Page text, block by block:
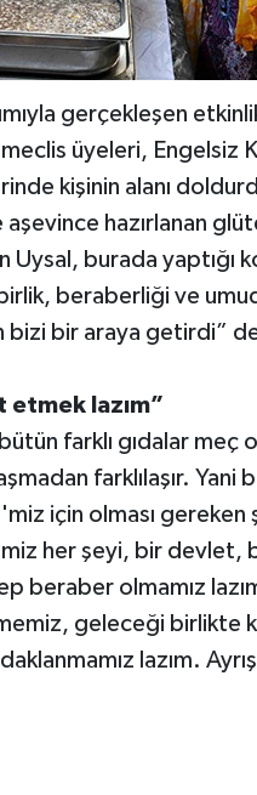
gerçekleşen
üyeleri, Engelsiz
kişinin alanı
hazırlanan
Uysal, burada yaptığı
beraberliği ve
bizi bir araya getirdi”
etmek lazım”
farklı gıdalar meç
farklılaşır. Yani
için olması gereken
her şeyi, bir devlet,
beraber olmamız
geleceği birlikte
lazım.